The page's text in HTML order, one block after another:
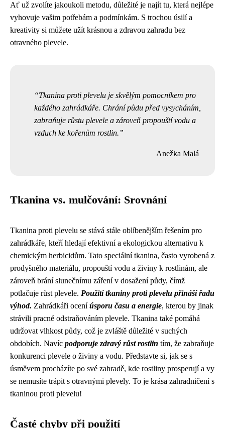
Ať už zvolíte jakoukoli metodu, důležité je najít tu, která nejlépe
vyhovuje vašim potřebám a podmínkám. S trochou úsilí a
kreativity si můžete užít krásnou a zdravou zahradu bez
otravného plevele.
Tkanina proti plevelu je skvělým pomocníkem pro
každého zahrádkáře. Chrání půdu před vysycháním,
zabraňuje růstu plevele a zároveň propouští vodu a
vzduch ke kořenům rostlin.
Anežka Malá
Tkanina vs. mulčování: Srovnání
Tkanina proti plevelu se stává stále oblíbenějším řešením pro
zahrádkáře, kteří hledají efektivní a ekologickou alternativu k
chemickým herbicidům. Tato speciální tkanina, často vyrobená z
prodyšného materiálu, propouští vodu a živiny k rostlinám, ale
zároveň brání slunečnímu záření v dosažení půdy, čímž
potlačuje růst plevele. Použití tkaniny proti plevelu přináší řadu
výhod. Zahrádkáři oceníúsporu času a energie, kterou by jinak
strávili pracné odstraňováním plevele. Tkanina také pomáhá
udržovat vlhkost půdy, což je zvláště důležité v suchých
obdobích. Navíc podporuje zdravý růst rostlin tím, že zabraňuje
konkurenci plevele o živiny a vodu. Představte si, jak se s
úsměvem procházíte po své zahradě, kde rostliny prosperují a vy
se nemusíte trápit s otravnými plevely. To je krása zahradničení s
tkaninou proti plevelu!
Časté chyby při použití